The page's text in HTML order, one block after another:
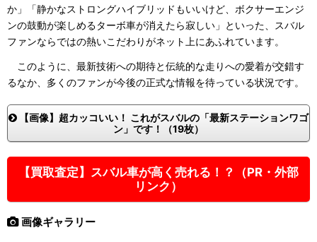
か」「静かなストロングハイブリッドもいいけど、ボクサーエンジ
ンの鼓動が楽しめるターボ車が消えたら寂しい」といった、スバル
ファンならではの熱いこだわりがネット上にあふれています。
このように、最新技術への期待と伝統的な走りへの愛着が交錯す
るなか、多くのファンが今後の正式な情報を待っている状況です。
【画像】超カッコいい！ これがスバルの「最新ステーションワゴ
ン」です！（19枚）
【買取査定】スバル車が高く売れる！？（PR・外部
リンク）
画像ギャラリー